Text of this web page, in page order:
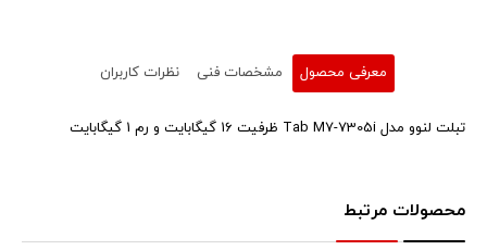
معرفی محصول مشخصات فنی نظرات کاربران
تبلت لنوو مدل Tab M7-7305i ظرفیت 16 گیگابایت و رم 1 گیگابایت
محصولات مرتبط